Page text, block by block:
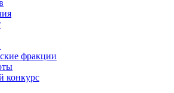
фракции
конкурс